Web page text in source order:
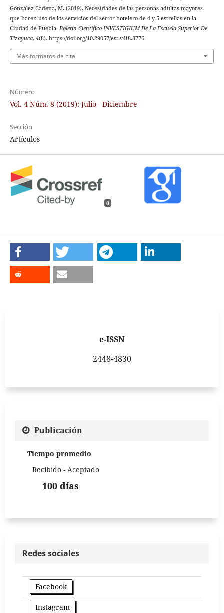
González-Cadena, M. (2019). Necesidades de las personas adultas mayores
que hacen uso de los servicios del sector hotelero de 4 y 5 estrellas en la
Ciudad de Puebla. Boletín Científico INVESTIGIUM De La Escuela Superior De
Tizayuca, 4(8). https://doi.org/10.29057/est.v4i8.3776
Más formatos de cita
Número
Vol. 4 Núm. 8 (2019): Julio - Diciembre
Sección
Artículos
0
e-ISSN
2448-4830
Publicación
Tiempo promedio
Recibido - Aceptado
100 días
Redes sociales
Facebook
Instagram